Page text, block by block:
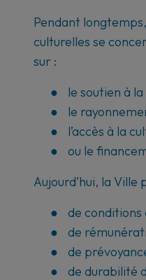
Pendant
culturelles se
sur :
●
le soutien à
●
le
●
l’accès à la
●
ou le
Aujourd’hui, la Ville
●
de conditions
●
de
●
de
●
de durabilité